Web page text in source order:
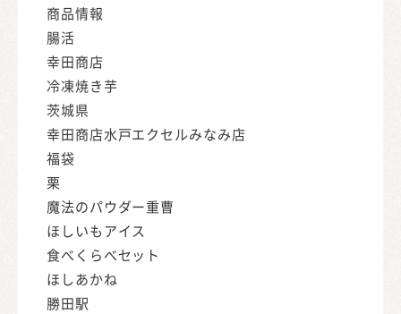
商品情報
腸活
幸田商店
冷凍焼き芋
茨城県
幸田商店水戸エクセルみなみ店
福袋
栗
魔法のパウダー重曹
ほしいもアイス
食べくらべセット
ほしあかね
勝田駅